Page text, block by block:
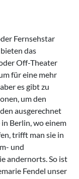
Fernsehstar
das
Off-Theater
für eine mehr
es gibt zu
um den
ausgerechnet
Berlin, wo einem
trifft man sie in
und
andernorts. So ist
Fendel unser